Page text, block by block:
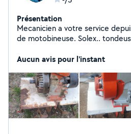
Présentation
Mecanicien a votre service depuis 21 ans
de motobineuse. Solex.. tondeuse Nettoyage
phares Renovation de peinture
des bougies Je peut aussi couper votre pelouse et
autres services
Aucun avis pour l'instant